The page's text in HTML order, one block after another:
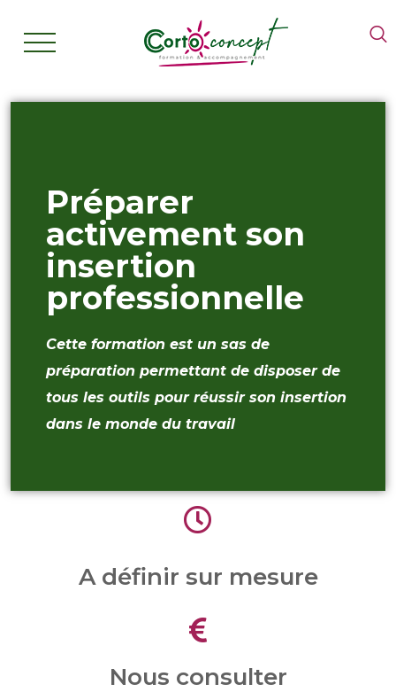
Préparer
activement son
insertion
professionnelle
Cette formation est un sas de
préparation permettant de disposer de
tous les outils pour réussir son insertion
dans le monde du travail
A définir sur mesure
Nous consulter